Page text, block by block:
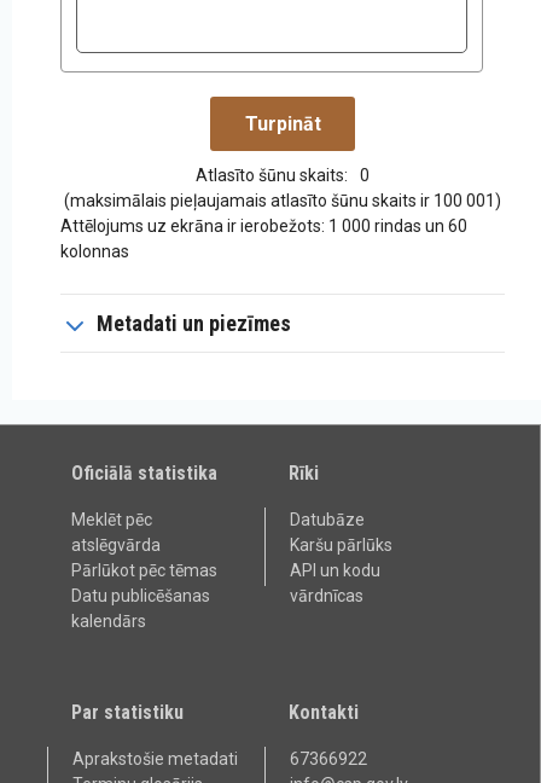
Atlasīto šūnu skaits:
0
(maksimālais pieļaujamais atlasīto šūnu skaits ir 100 001)
Attēlojums uz ekrāna ir ierobežots: 1 000 rindas un 60
kolonnas
Metadati un piezīmes
Oficiālā statistika
Meklēt pēc
atslēgvārda
Pārlūkot pēc tēmas
Datu publicēšanas
kalendārs
Rīki
Datubāze
Karšu pārlūks
API un kodu
vārdnīcas
Par statistiku
Aprakstošie metadati
Kontakti
67366922